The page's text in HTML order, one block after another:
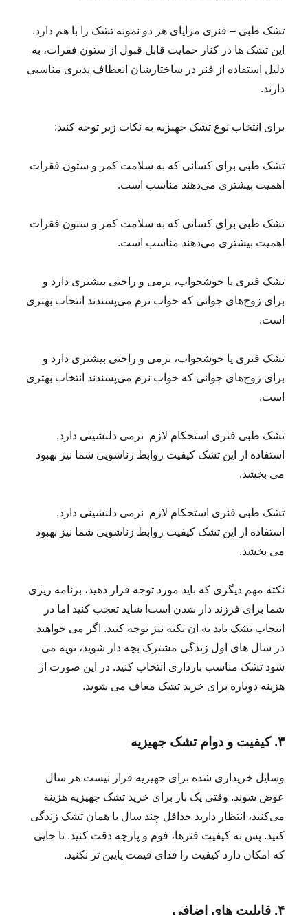
تشک طبی – فنری مزایای هر دو نمونه تشک را با هم دارد.
این تشک ها در کنار حمایت قابل قبول از ستون فقرات، به
دلیل استفاده از فنر در ساختارشان انعطاف پذیری مناسبی
دارند.
برای انتخاب نوع تشک جهیزیه به نکات زیر توجه کنید:
تشک‌ طبی برای کسانی که به سلامت کمر و ستون فقرات
اهمیت بیشتری می‌دهند مناسب است.
تشک‌ طبی برای کسانی که به سلامت کمر و ستون فقرات
اهمیت بیشتری می‌دهند مناسب است.
تشک‌ فنری یا خوشخواب، نرمی و راحتی بیشتری دارد و
برای زوج‌های جوانی که خواب نرم می‌پسندند انتخاب بهتری
است.
تشک‌ فنری یا خوشخواب، نرمی و راحتی بیشتری دارد و
برای زوج‌های جوانی که خواب نرم می‌پسندند انتخاب بهتری
است.
تشک طبی فنری استحکام لازم نرمی دلنشینی دارد.
استفاده از این تشک کیفیت روابط زناشویی شما نیز بهبود
می بخشد.
تشک طبی فنری استحکام لازم نرمی دلنشینی دارد.
استفاده از این تشک کیفیت روابط زناشویی شما نیز بهبود
می بخشد.
نکته مهم دیگری که باید مورد توجه قرار دهید، برنامه ریزی
شما برای فرزند دار شدن است! شاید تعجب کنید اما در
انتخاب تشک باید به ان نکته نیز توجه کنید. اگر می خواهید
در سال های اول زندگی مشترک بچه دار شوید، تویه می
شود تشک مناسب بارداری انتخاب کنید. در این صورت از
هزینه دوباره برای خرید تشک معاف می شوید.
۳. کیفیت و دوام تشک جهیزیه
وسایل خریداری شده برای جهیزیه قرار نیست هر سال
عوض شوند. وقتی یک بار برای خرید تشک جهیزیه هزینه
می‌کنید، انتظار دارید حداقل چند سال با همان تشک زندگی
کنید. پس به کیفیت فنرها، فوم و پارچه دقت کنید. تا جایی
که امکان دارد کیفیت را فدای قیمت پایین تر نکنید.
۴. قابلیت های اضافی